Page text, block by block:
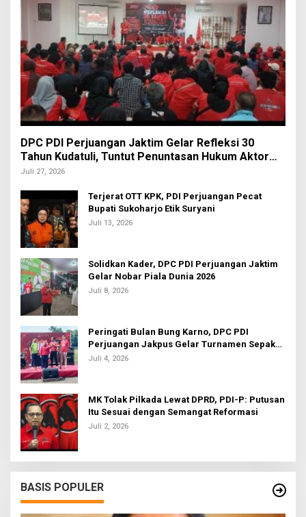
DPC PDI Perjuangan Jaktim Gelar Refleksi 30
Tahun Kudatuli, Tuntut Penuntasan Hukum Aktor
Intelektual
Juli 27, 2026
Terjerat OTT KPK, PDI Perjuangan Pecat
Bupati Sukoharjo Etik Suryani
Juli 13, 2026
Solidkan Kader, DPC PDI Perjuangan Jaktim
Gelar Nobar Piala Dunia 2026
Juli 8, 2026
Peringati Bulan Bung Karno, DPC PDI
Perjuangan Jakpus Gelar Turnamen Sepak
Bola U-20
Juli 4, 2026
MK Tolak Pilkada Lewat DPRD, PDI-P: Putusan
Itu Sesuai dengan Semangat Reformasi
Juli 2, 2026
BASIS POPULER